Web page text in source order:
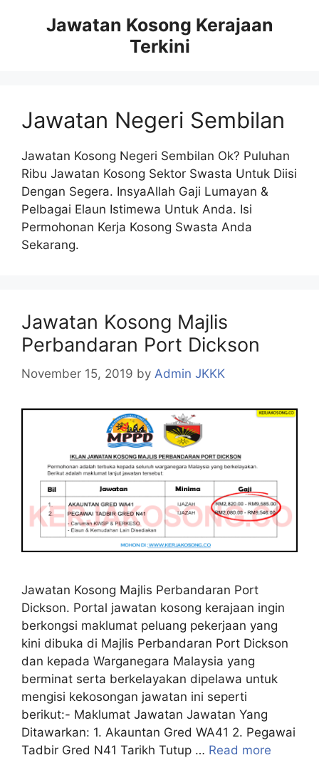
Jawatan Kosong Kerajaan
Terkini
Jawatan Negeri Sembilan
Jawatan Kosong Negeri Sembilan Ok? Puluhan
Ribu Jawatan Kosong Sektor Swasta Untuk Diisi
Dengan Segera. InsyaAllah Gaji Lumayan &
Pelbagai Elaun Istimewa Untuk Anda. Isi
Permohonan Kerja Kosong Swasta Anda
Sekarang.
Jawatan Kosong Majlis
Perbandaran Port Dickson
November 15, 2019 by Admin JKKK
Jawatan Kosong Majlis Perbandaran Port
Dickson. Portal jawatan kosong kerajaan ingin
berkongsi maklumat peluang pekerjaan yang
kini dibuka di Majlis Perbandaran Port Dickson
dan kepada Warganegara Malaysia yang
berminat serta berkelayakan dipelawa untuk
mengisi kekosongan jawatan ini seperti
berikut:- Maklumat Jawatan Jawatan Yang
Ditawarkan: 1. Akauntan Gred WA41 2. Pegawai
Tadbir Gred N41 Tarikh Tutup … Read more